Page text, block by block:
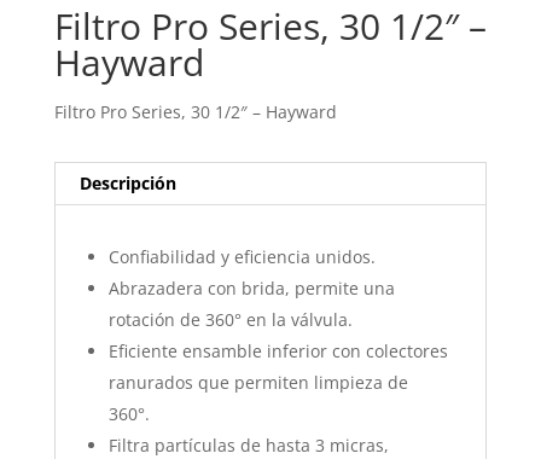
Filtro Pro Series, 30 1/2″ –
Hayward
Filtro Pro Series, 30 1/2″ – Hayward
Descripción
Confiabilidad y eficiencia unidos.
Abrazadera con brida, permite una
rotación de 360° en la válvula.
Eficiente ensamble inferior con colectores
ranurados que permiten limpieza de
360°.
Filtra partículas de hasta 3 micras,